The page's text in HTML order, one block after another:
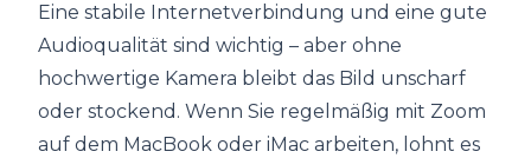
Eine stabile Internetverbindung und eine gute
Audioqualität sind wichtig – aber ohne
hochwertige Kamera bleibt das Bild unscharf
oder stockend. Wenn Sie regelmäßig mit Zoom
auf dem MacBook oder iMac arbeiten, lohnt es